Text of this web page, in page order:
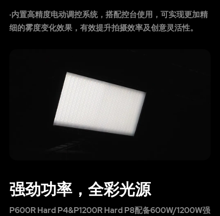
·内置高精度电动调控系统，搭配控台使用，可实现更加精
细的雾度变化效果，有效提升拍摄效率及创意灵活性。
强劲功率，全彩光源
P600R Hard P4&P1200R Hard P8配备600W/1200W强